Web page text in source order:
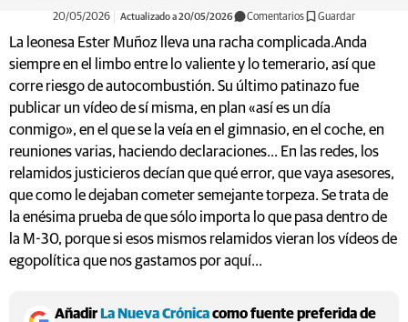
20/05/2026 Actualizado a 20/05/2026 Comentarios Guardar
La leonesa Ester Muñoz lleva una racha complicada.Anda
siempre en el limbo entre lo valiente y lo temerario, así que
corre riesgo de autocombustión. Su último patinazo fue
publicar un vídeo de sí misma, en plan «así es un día
conmigo», en el que se la veía en el gimnasio, en el coche, en
reuniones varias, haciendo declaraciones... En las redes, los
relamidos justicieros decían que qué error, que vaya asesores,
que como le dejaban cometer semejante torpeza. Se trata de
la enésima prueba de que sólo importa lo que pasa dentro de
la M-30, porque si esos mismos relamidos vieran los vídeos de
egopolítica que nos gastamos por aquí...
Añadir La Nueva Crónicacomo fuente preferida de